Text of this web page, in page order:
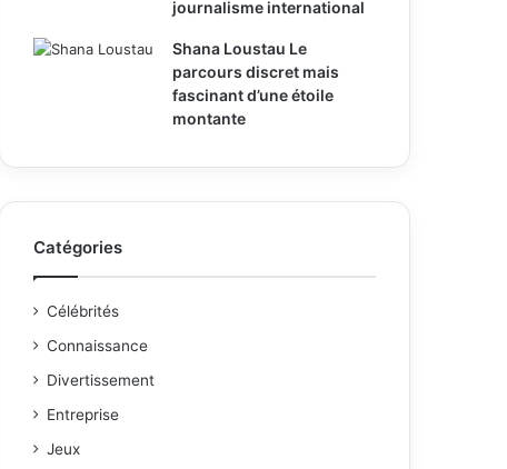
journalisme international
Shana Loustau Le
parcours discret mais
fascinant d’une étoile
montante
Catégories
Célébrités
Connaissance
Divertissement
Entreprise
Jeux